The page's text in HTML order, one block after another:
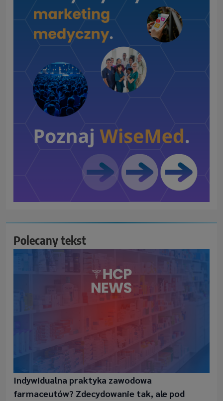
Polecany tekst
Indywidualna praktyka zawodowa
farmaceutów? Zdecydowanie tak, ale pod